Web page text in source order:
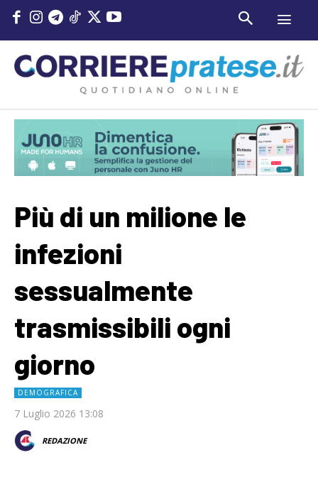
Più di un milione le
infezioni
sessualmente
trasmissibili ogni
giorno
DEMOGRAFICA
7 Luglio 2026 13:08
REDAZIONE